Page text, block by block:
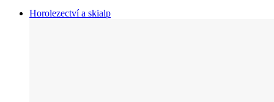
Horolezectví a skialp